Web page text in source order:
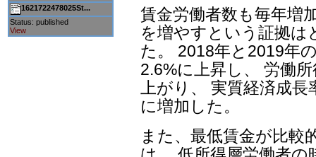
1621722478025St...
Status: published
View
賃金労働者数も毎年増
を増やすという証拠
た。 2018年と2019年
2.6%に上昇し、 労働
上がり、 実質経済成
に増加した。
また、最低賃金が比較